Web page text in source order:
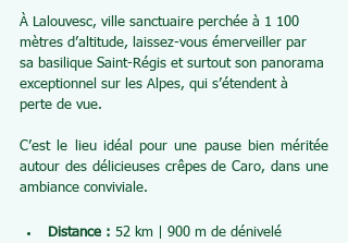
À Lalouvesc, ville sanctuaire perchée à 1 100
mètres d’altitude, laissez-vous émerveiller par
sa basilique Saint-Régis et surtout son panorama
exceptionnel sur les Alpes, qui s’étendent à
perte de vue.
C’est le lieu idéal pour une pause bien méritée
autour des délicieuses crêpes de Caro, dans une
ambiance conviviale.
Distance : 52 km | 900 m de dénivelé